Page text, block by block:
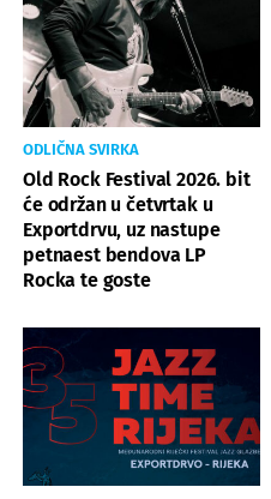
ODLIČNA SVIRKA
Old Rock Festival 2026. bit
će održan u četvrtak u
Exportdrvu, uz nastupe
petnaest bendova LP
Rocka te goste